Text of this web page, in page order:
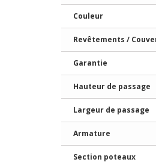
Couleur
Revêtements /
Garantie
Hauteur de passage
Largeur de passage
Armature
Section poteaux